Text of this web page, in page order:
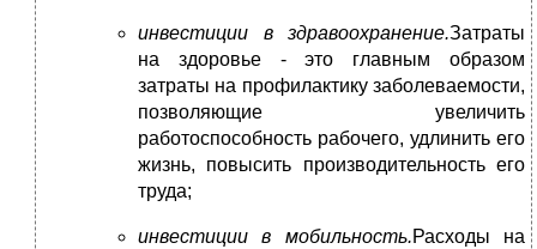
инвестиции в здравоохранение.Затраты
на здоровье - это главным образом
затраты на профилактику заболеваемости,
позволяющие увеличить
работоспособность рабочего, удлинить его
жизнь, повысить производительность его
труда;
инвестиции в мобильность.Расходы на